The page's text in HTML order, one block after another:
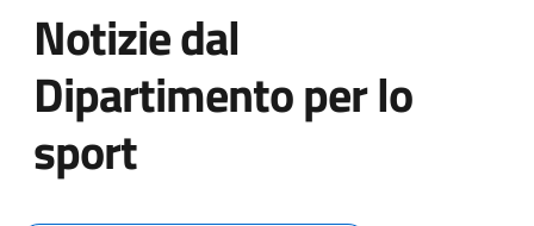
Notizie dal
Dipartimento per lo
sport